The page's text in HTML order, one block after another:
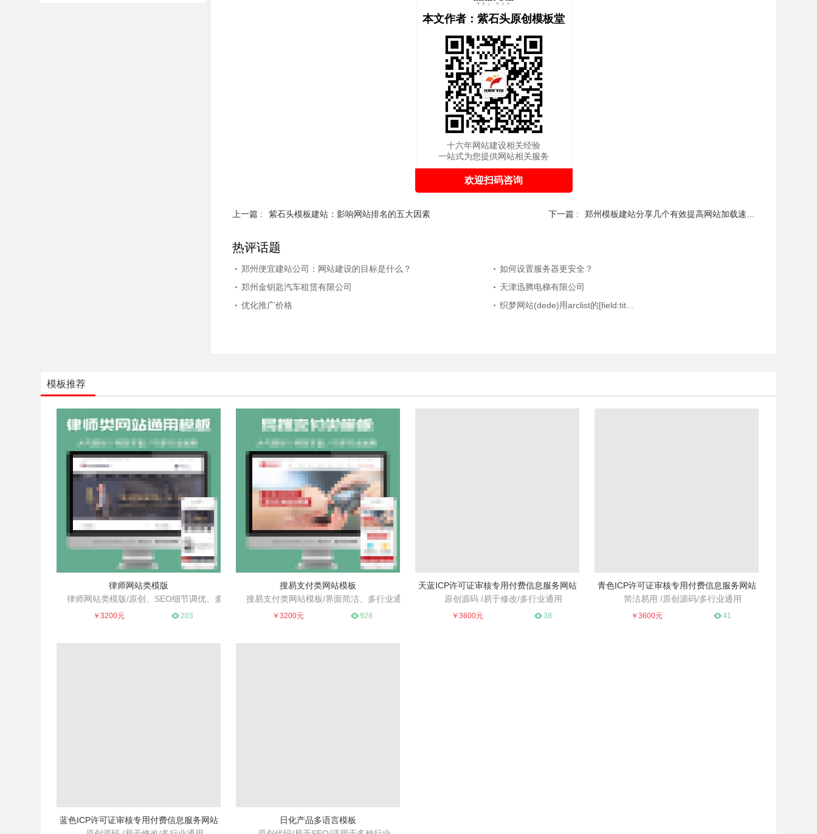
本文作者：紫石头原创模板堂
十六年网站建设相关经验
一站式为您提供网站相关服务
欢迎扫码咨询
上一篇 : 紫石头模板建站：影响网站排名的五大因素 下一篇 :
热评话题
郑州便宜建站公司：网站建设的目标是什么？
如何设置服务器更安全？
郑州金钥匙汽车租赁有限公司
天津迅腾电梯有限公司
优化推广价格
织梦网站(dede)用arclist的[field:tit...
模板推荐
律师网站类模版
律师网站类模版/原创、SEO细节调优、多
业通用好模板
简洁大方、利于SEO、多行通用
￥3200元 203
搜易支付类网站模板
搜易支付类网站模板/界面简洁、多行业通
用、易于SEO
专业设计、高端大气、适合多个行业
￥3200元 928
天蓝ICP许可证审核专用付费信息服务网站
原创源码 /易于修改/多行业通用
原创源码 /易于修改/多行业通用
￥3600元 38
青色ICP许可证审核专用付费信息服务网站
简洁易用 /原创源码/多行业通用
简洁易用 /原创源码/多行业通用
￥3600元 41
蓝色ICP许可证审核专用付费信息服务网站
日化产品多语言模板